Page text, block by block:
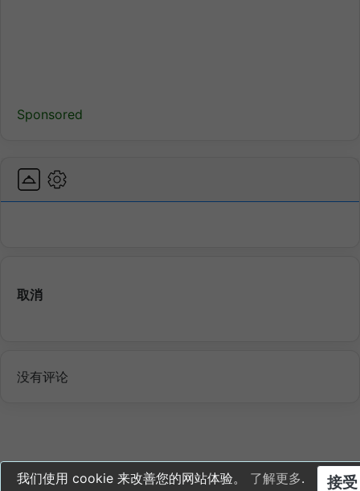
接受
我们使用 cookie 来改善您的网站体验。 了解更多.
Sponsored
取消
没有评论